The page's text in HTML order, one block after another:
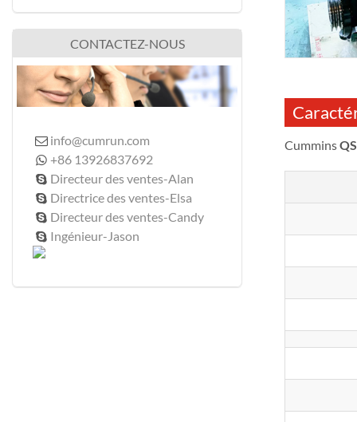
Cummins
CONTACTEZ-NOUS
 info@cumrun.com
 +86 13926837692
 Directeur des ventes-Alan
 Directrice des ventes-Elsa
 Directeur des ventes-Candy
 Ingénieur-Jason